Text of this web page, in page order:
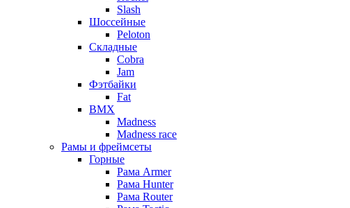
Slash
Шоссейные
Peloton
Складные
Cobra
Jam
Фэтбайки
Fat
BMX
Madness
Madness race
Рамы и фреймсеты
Горные
Рама Armer
Рама Hunter
Рама Router